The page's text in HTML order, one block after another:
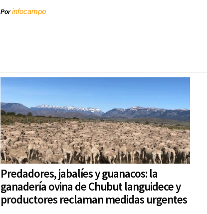
Porinfocampo
Predadores, jabalíes y guanacos: la
ganadería ovina de Chubut languidece y
productores reclaman medidas urgentes